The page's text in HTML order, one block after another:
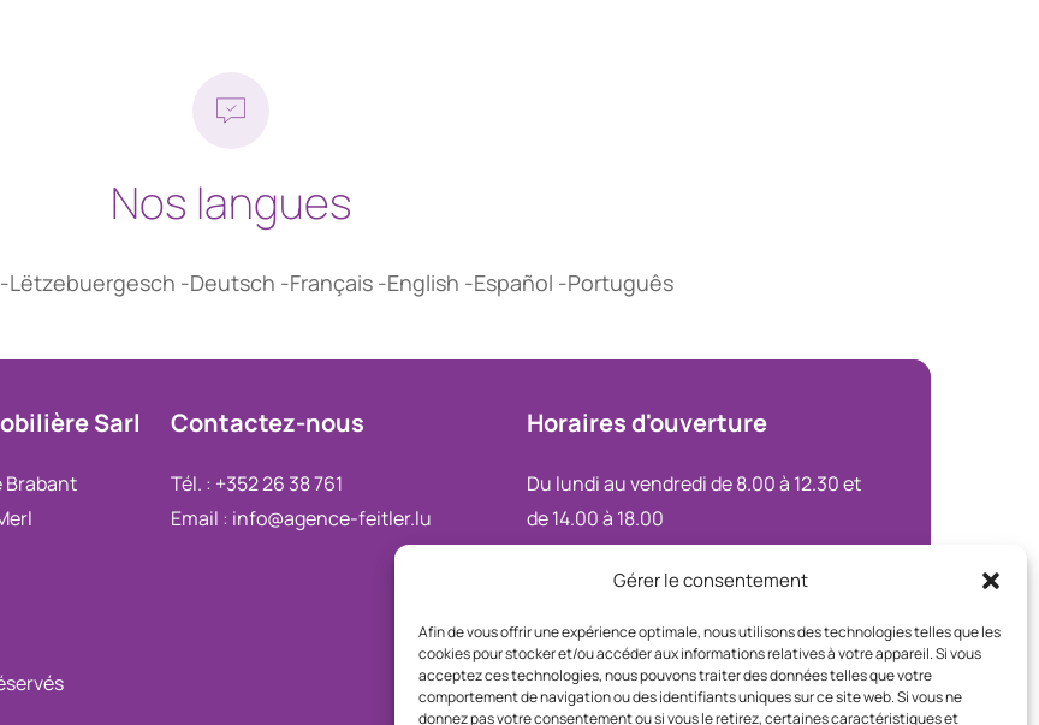
Gérer le consentement
Afin de vous offrir une expérience optimale, nous utilisons des technologies telles que les
cookies pour stocker et/ou accéder aux informations relatives à votre appareil. Si vous
acceptez ces technologies, nous pouvons traiter des données telles que votre
comportement de navigation ou des identifiants uniques sur ce site web. Si vous ne
donnez pas votre consentement ou si vous le retirez, certaines caractéristiques et
Nos langues
-Lëtzebuergesch -Deutsch -Français -English -Español -Português
Sarl
Brabant
Contactez-nous
Tél. : +352 26 38 761
Email : info@agence-feitler.lu
Horairesd'ouverture
Du lundi au vendredi de 8.00 à 12.30 et
de 14.00 à 18.00
Le samedi uniquement sur rendez-
Protection des données Mentions légales